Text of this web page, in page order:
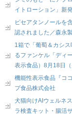
イトローション」新
ピセアタンノールを
認されました／森永
1箱で「葡萄＆カシ
るファンケル「ディ
表示食品）8月18日
機能性表示食品『コ
プ食品株式会社
犬猫向けAIウェルネ
ラ検査キット・腸活